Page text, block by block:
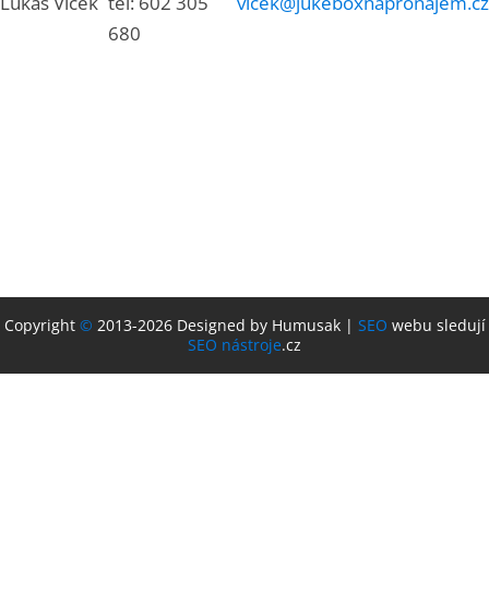
680
Copyright © 2013-2026 Designed by Humusak | SEO webu sledují
SEO nástroje.cz